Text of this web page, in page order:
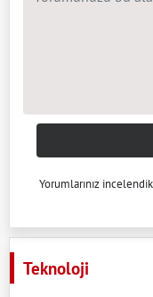
Yorumlarınız
Teknoloji